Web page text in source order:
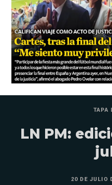
TAPA
LN PM:
20 DE JULIO